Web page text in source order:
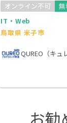
オンライン不可
IT・Web
鳥取県 米子市
お勧